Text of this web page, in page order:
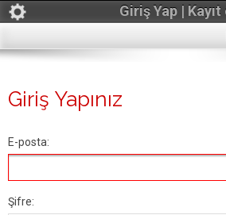
Giriş Yap | Kayıt
Giriş Yapınız
E-posta:
Şifre: